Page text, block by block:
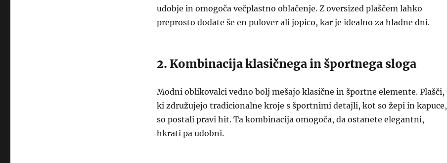
udobje in omogoča večplastno oblačenje. Z oversized plaščem lahko
preprosto dodate še en pulover ali jopico, kar je idealno za hladne dni.
2. Kombinacija klasičnega in športnega sloga
Modni oblikovalci vedno bolj mešajo klasične in športne elemente. Plašči,
ki združujejo tradicionalne kroje s športnimi detajli, kot so žepi in kapuce,
so postali pravi hit. Ta kombinacija omogoča, da ostanete elegantni,
hkrati pa udobni.